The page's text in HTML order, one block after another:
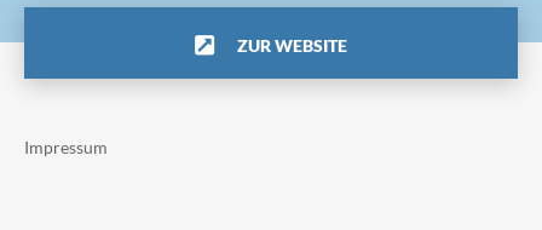
ZUR WEBSITE
Impressum